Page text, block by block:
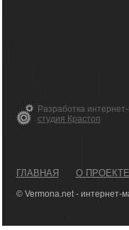
Разработка
студия Крастоп
ГЛАВНАЯ О ПРОЕКТЕ
© Vermona.net - интернет-